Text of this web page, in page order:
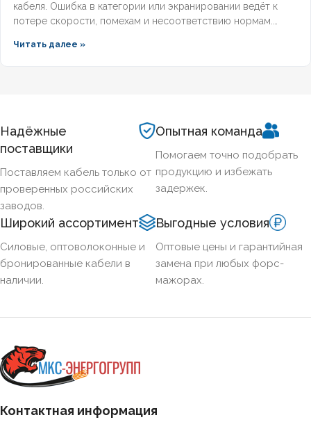
кабеля. Ошибка в категории или экранировании ведёт к
потере скорости, помехам и несоответствию нормам.
какие категории поддерживает гигабит и 10G, и как
Читать далее »
Надёжные
поставщики
Поставляем кабель только от
проверенных российских
заводов.
Опытная команда
Помогаем точно подобрать
продукцию и избежать
задержек.
Широкий ассортимент
Силовые, оптоволоконные и
бронированные кабели в
наличии.
Выгодные условия
Оптовые цены и гарантийная
замена при любых форс-
мажорах.
Контактная информация